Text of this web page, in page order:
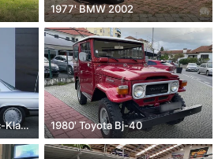
1977' BMW 2002
1976' Mercedes-Benz Slc-Klasse 1980' Toyota Bj-40